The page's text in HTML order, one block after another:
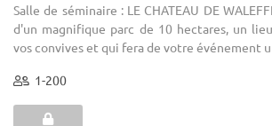
Salle de séminaire : LE CHATEAU DE
d'un magnifique parc de 10 hectares, un
vos convives et qui fera de votre événement
1-200